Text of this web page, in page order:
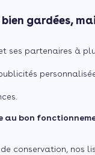
gardées,
ses partenaires à
au bon
conservation, nos
Sol
Fenêtres
et
les